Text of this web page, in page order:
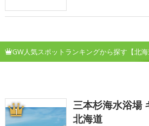
GW人気スポットランキングから探す【北海
1
三本杉海水浴場
北海道